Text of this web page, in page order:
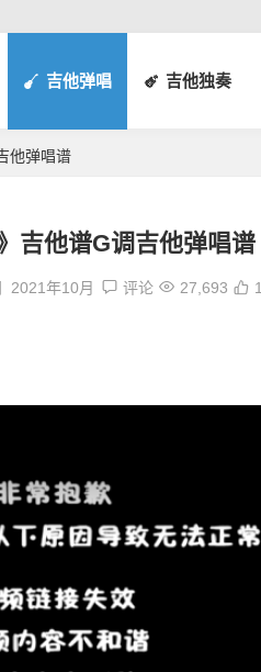
吉他弹唱 吉他独奏
他弹唱谱
吉他谱G调吉他弹唱谱
2021年10月 评论 27,693 1